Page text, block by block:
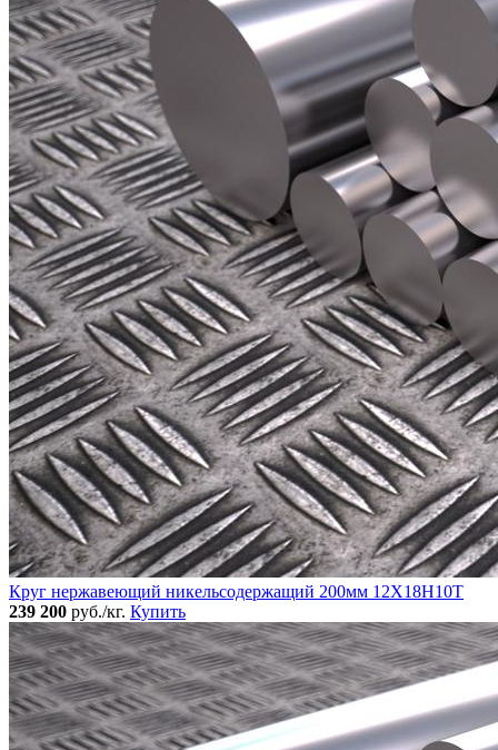
Круг нержавеющий никельсодержащий 200мм 12Х18Н10Т
239 200 руб./кг. Купить